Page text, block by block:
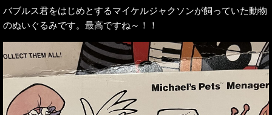
バブルス君をはじめとするマイケルジャクソンが飼っていた動物
のぬいぐるみです。最高ですね～！！